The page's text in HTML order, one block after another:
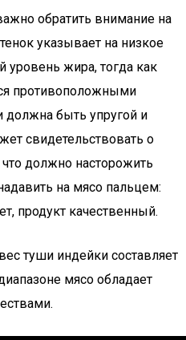
обратить внимание на
указывает на низкое
уровень жира, тогда как
противоположными
должна быть упругой и
свидетельствовать о
должно насторожить
на мясо пальцем:
продукт качественный.
туши индейки составляет
мясо обладает